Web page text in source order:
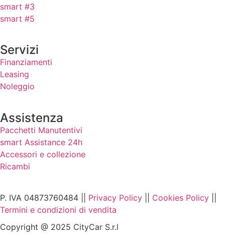
smart #3
smart #5
Servizi
Finanziamenti
Leasing
Noleggio
Assistenza
Pacchetti Manutentivi
smart Assistance 24h
Accessori e collezione
Ricambi
P. IVA 04873760484 || Privacy Policy Cookies Policy
Termini e condizioni di vendita
Copyright @ 2025 CityCar S.r.l